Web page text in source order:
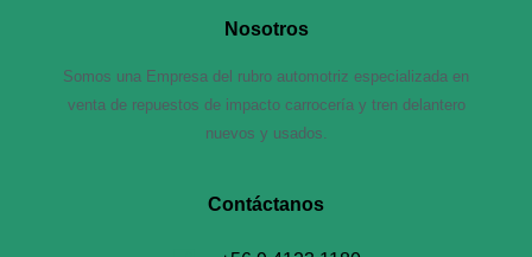
Nosotros
Somos una Empresa del rubro automotriz especializada en
venta de repuestos de impacto carrocería y tren delantero
nuevos y usados.
Contáctanos​